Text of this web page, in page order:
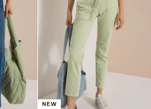
NEW